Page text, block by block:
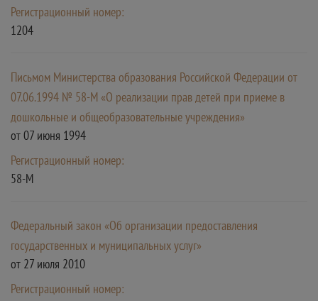
Регистрационный номер:
1204
Письмом Министерства образования Российской Федерации от
07.06.1994 № 58-М «О реализации прав детей при приеме в
дошкольные и общеобразовательные учреждения»
от 07 июня 1994
Регистрационный номер:
58-М
Федеральный закон «Об организации предоставления
государственных и муниципальных услуг»
от 27 июля 2010
Регистрационный номер: